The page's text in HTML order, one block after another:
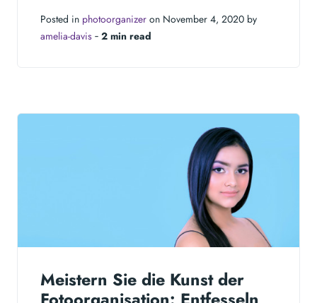
Posted in photoorganizer on November 4, 2020 by
amelia-davis ‐ 2 min read
Meistern Sie die Kunst der